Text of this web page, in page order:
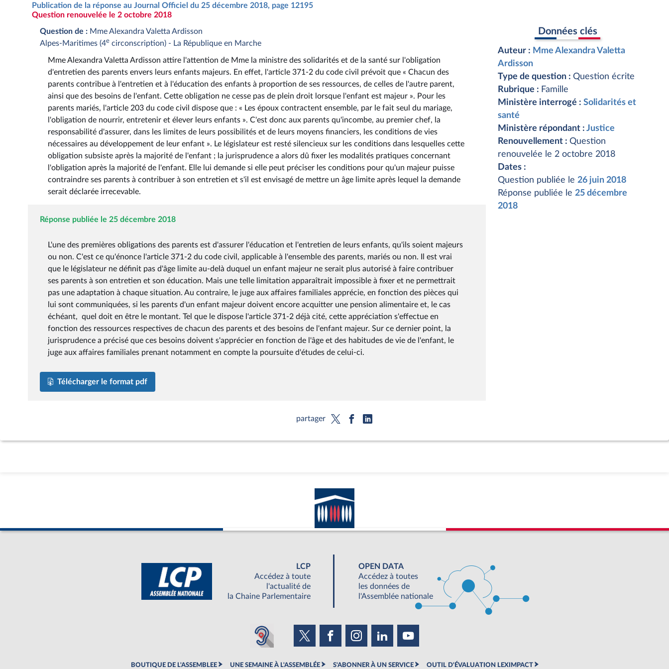
Publication de la réponse au Journal Officiel du 25 décembre 2018, page 12195
Question renouvelée le 2 octobre 2018
Question de : Mme Alexandra Valetta Ardisson
Alpes-Maritimes (4e circonscription) - La République en Marche
Mme Alexandra Valetta Ardisson attire l'attention de Mme la ministre des solidarités et de la santé sur l'obligation
d'entretien des parents envers leurs enfants majeurs. En effet, l'article 371-2 du code civil prévoit que « Chacun des
parents contribue à l'entretien et à l'éducation des enfants à proportion de ses ressources, de celles de l'autre parent,
ainsi que des besoins de l'enfant. Cette obligation ne cesse pas de plein droit lorsque l'enfant est majeur ». Pour les
parents mariés, l'article 203 du code civil dispose que : « Les époux contractent ensemble, par le fait seul du mariage,
l'obligation de nourrir, entretenir et élever leurs enfants ». C'est donc aux parents qu'incombe, au premier chef, la
responsabilité d'assurer, dans les limites de leurs possibilités et de leurs moyens financiers, les conditions de vies
nécessaires au développement de leur enfant ». Le législateur est resté silencieux sur les conditions dans lesquelles cette
obligation subsiste après la majorité de l'enfant ; la jurisprudence a alors dû fixer les modalités pratiques concernant
l'obligation après la majorité de l'enfant. Elle lui demande si elle peut préciser les conditions pour qu'un majeur puisse
contraindre ses parents à contribuer à son entretien et s'il est envisagé de mettre un âge limite après lequel la demande
serait déclarée irrecevable.
Réponse publiée le 25 décembre 2018
L'une des premières obligations des parents est d'assurer l'éducation et l'entretien de leurs enfants, qu'ils soient majeurs
ou non. C'est ce qu'énonce l'article 371-2 du code civil, applicable à l'ensemble des parents, mariés ou non. Il est vrai
que le législateur ne définit pas d'âge limite au-delà duquel un enfant majeur ne serait plus autorisé à faire contribuer
ses parents à son entretien et son éducation. Mais une telle limitation apparaîtrait impossible à fixer et ne permettrait
pas une adaptation à chaque situation. Au contraire, le juge aux affaires familiales apprécie, en fonction des pièces qui
lui sont communiquées, si les parents d'un enfant majeur doivent encore acquitter une pension alimentaire et, le cas
échéant, quel doit en être le montant. Tel que le dispose l'article 371-2 déjà cité, cette appréciation s'effectue en
fonction des ressources respectives de chacun des parents et des besoins de l'enfant majeur. Sur ce dernier point, la
jurisprudence a précisé que ces besoins doivent s'apprécier en fonction de l'âge et des habitudes de vie de l'enfant, le
juge aux affaires familiales prenant notamment en compte la poursuite d'études de celui-ci.
Télécharger le format pdf
Données clés
Auteur : Mme Alexandra Valetta
Ardisson
Type de question : Question écrite
Rubrique : Famille
Ministère interrogé : Solidarités et
santé
Ministère répondant : Justice
Renouvellement : Question
renouvelée le 2 octobre 2018
Dates :
Question publiée le 26 juin 2018
Réponse publiée le 25 décembre
2018
partager
LCP
Accédez à toute
l'actualité de
la Chaine Parlementaire
OPEN DATA
Accédez à toutes
les données de
l'Assemblée nationale
BOUTIQUE DE L'ASSEMBLEE UNE SEMAINE À L'ASSEMBLÉE S'ABONNER À UN SERVICE OUTIL D'ÉVALUATION LEXIMPACT